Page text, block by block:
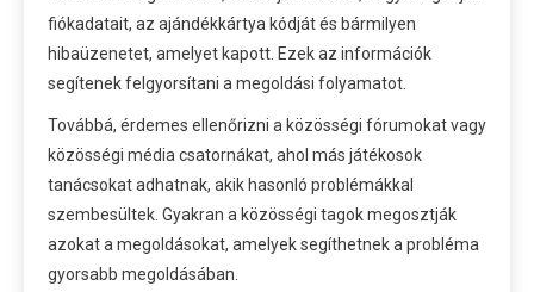
fiókadatait, az ajándékkártya kódját és bármilyen
hibaüzenetet, amelyet kapott. Ezek az információk
segítenek felgyorsítani a megoldási folyamatot.
Továbbá, érdemes ellenőrizni a közösségi fórumokat vagy
közösségi média csatornákat, ahol más játékosok
tanácsokat adhatnak, akik hasonló problémákkal
szembesültek. Gyakran a közösségi tagok megosztják
azokat a megoldásokat, amelyek segíthetnek a probléma
gyorsabb megoldásában.